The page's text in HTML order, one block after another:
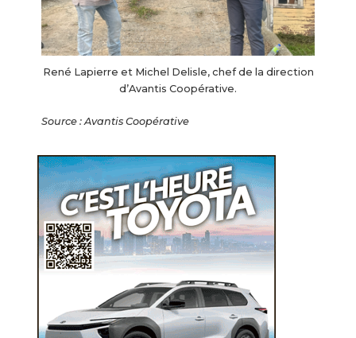
René Lapierre et Michel Delisle, chef de la direction
d’Avantis Coopérative.
Source : Avantis Coopérative